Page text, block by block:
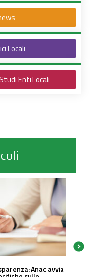
Locali
Enti Locali
Anac avvia